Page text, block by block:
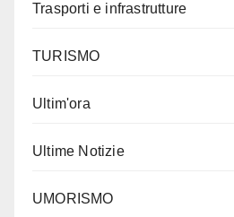
Trasporti e infrastrutture
TURISMO
Ultim'ora
Ultime Notizie
UMORISMO